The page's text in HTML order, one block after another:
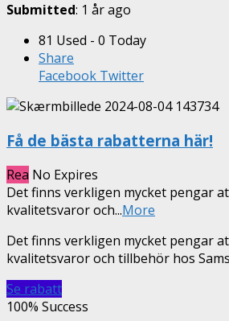
Submitted: 1 år ago
81 Used - 0 Today
Share
Facebook Twitter
Få de bästa rabatterna här!
Rea No Expires
Det finns verkligen mycket pengar
kvalitetsvaror och...More
Det finns verkligen mycket pengar
kvalitetsvaror och tillbehör hos
Se rabatt
100% Success